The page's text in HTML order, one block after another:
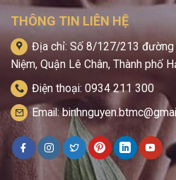
THÔNG TIN LIÊN HỆ
Địa chỉ: Số 8/127/213 đường
Niệm, Quận Lê Chân, Thành phố
Điện thoại: 0934 211 300
Email: